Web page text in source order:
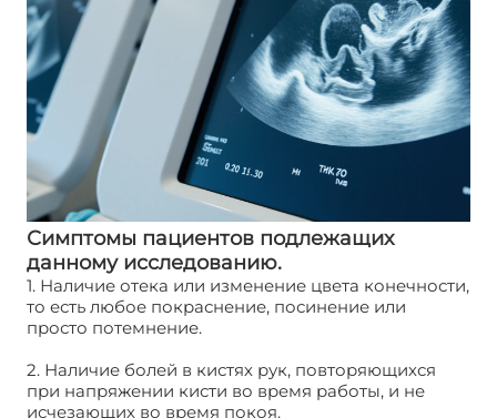
Симптомы пациентов подлежащих
данному исследованию.
1. Наличие отека или изменение цвета конечности,
то есть любое покраснение, посинение или
просто потемнение.
2. Наличие болей в кистях рук, повторяющихся
при напряжении кисти во время работы, и не
исчезающих во время покоя.